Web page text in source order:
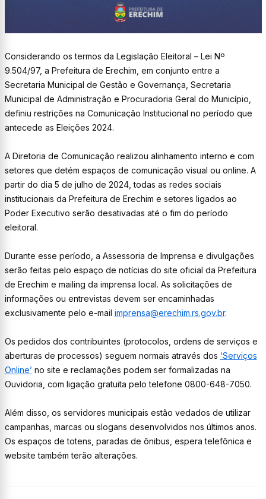
Considerando os termos da Legislação Eleitoral – Lei Nº
9.504/97, a Prefeitura de Erechim, em conjunto entre a
Secretaria Municipal de Gestão e Governança, Secretaria
Municipal de Administração e Procuradoria Geral do Município,
definiu restrições na Comunicação Institucional no período que
antecede as Eleições 2024.
A Diretoria de Comunicação realizou alinhamento interno e com
setores que detém espaços de comunicação visual ou online. A
partir do dia 5 de julho de 2024, todas as redes sociais
institucionais da Prefeitura de Erechim e setores ligados ao
Poder Executivo serão desativadas até o fim do período
eleitoral.
Durante esse período, a Assessoria de Imprensa e divulgações
serão feitas pelo espaço de notícias do site oficial da Prefeitura
de Erechim e mailing da imprensa local. As solicitações de
informações ou entrevistas devem ser encaminhadas
exclusivamente pelo e-mail imprensa@erechim.rs.gov.br.
Os pedidos dos contribuintes (protocolos, ordens de serviços e
aberturas de processos) seguem normais através dos ‘Serviços
Online’ no site e reclamações podem ser formalizadas na
Ouvidoria, com ligação gratuita pelo telefone 0800-648-7050.
Além disso, os servidores municipais estão vedados de utilizar
campanhas, marcas ou slogans desenvolvidos nos últimos anos.
Os espaços de totens, paradas de ônibus, espera telefônica e
website também terão alterações.